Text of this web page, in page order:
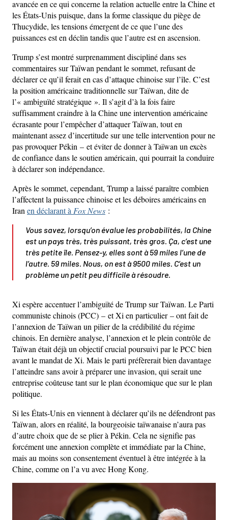
avancée en ce qui concerne la relation actuelle entre la Chine et
les États-Unis puisque, dans la forme classique du piège de
Thucydide, les tensions émergent de ce que l’une des
puissances est en déclin tandis que l’autre est en ascension.
Trump s’est montré surprenamment discipliné dans ses
commentaires sur Taïwan pendant le sommet, refusant de
déclarer ce qu’il ferait en cas d’attaque chinoise sur l’île. C’est
la position américaine traditionnelle sur Taïwan, dite de
l’« ambiguïté stratégique ». Il s’agit d’à la fois faire
suffisamment craindre à la Chine une intervention américaine
écrasante pour l’empêcher d’attaquer Taïwan, tout en
maintenant assez d’incertitude sur une telle intervention pour ne
pas provoquer Pékin – et éviter de donner à Taïwan un excès
de confiance dans le soutien américain, qui pourrait la conduire
à déclarer son indépendance.
Après le sommet, cependant, Trump a laissé paraître combien
l’affectent la puissance chinoise et les déboires américains en
Iran en déclarant à Fox News :
Vous savez, lorsqu’on évalue les probabilités, la Chine
est un pays très, très puissant, très gros. Ça, c’est une
très petite île. Pensez-y, elles sont à 59 miles l’une de
l’autre. 59 miles. Nous, on est à 9500 miles. C’est un
problème un petit peu difficile à résoudre.
Xi espère accentuer l’ambiguïté de Trump sur Taïwan. Le Parti
communiste chinois (PCC) – et Xi en particulier – ont fait de
l’annexion de Taïwan un pilier de la crédibilité du régime
chinois. En dernière analyse, l’annexion et le plein contrôle de
Taïwan était déjà un objectif crucial poursuivi par le PCC bien
avant le mandat de Xi. Mais le parti préfèrerait bien davantage
l’atteindre sans avoir à préparer une invasion, qui serait une
entreprise coûteuse tant sur le plan économique que sur le plan
politique.
Si les États-Unis en viennent à déclarer qu’ils ne défendront pas
Taïwan, alors en réalité, la bourgeoisie taïwanaise n’aura pas
d’autre choix que de se plier à Pékin. Cela ne signifie pas
forcément une annexion complète et immédiate par la Chine,
mais au moins son consentement éventuel à être intégrée à la
Chine, comme on l’a vu avec Hong Kong.